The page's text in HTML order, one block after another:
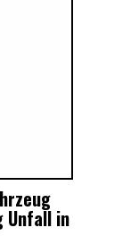
Unfall in